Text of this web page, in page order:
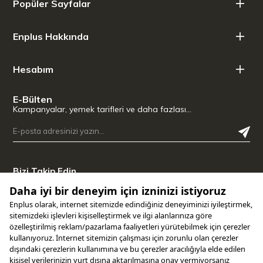
Net Ağırlık: 250 g
Kavurma Derecesi: 6 / 10
Popüler Sayfalar
Enplus Hakkında
Hesabım
E-Bülten
Kampanyalar, yemek tarifleri ve daha fazlası…
Bizi Takip Edin
Uygulamamızı İndirin